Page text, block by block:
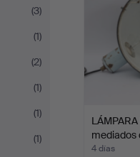
(3)
(1)
(2)
(1)
(1)
(1)
mediados
4 días